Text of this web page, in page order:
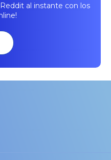
al instante con los